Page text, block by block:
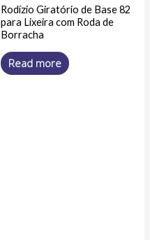
Rodízio Giratório de Base 82
para Lixeira com Roda de
Borracha
Read more